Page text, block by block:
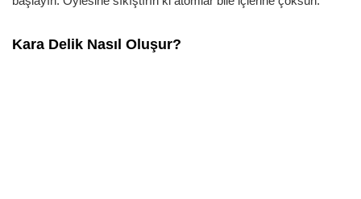
Kara Delik Nasıl Oluşur?